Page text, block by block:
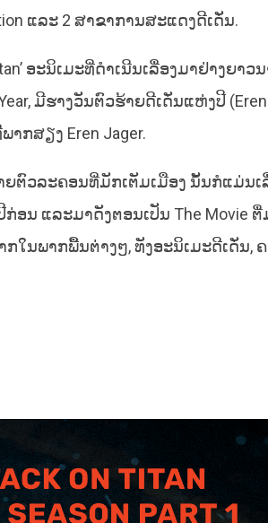
ແລະ 2 ສາຂາການສະແດງດີເດັ່ນ.
ອະນິເມະທີ່ດໍາເນີນເລື່ອງມາຢ່າງຍາວ
ມີຮາງວັນຕົວຮ້າຍດີເດັ່ນແຫ່ງປີ (Eren
າກສຽງ Eren Jager.
ຕົວລະຄອນທີ່ມັກເຕັມເມືອງ ນັ້ນກໍແມ່ນເ
ກ່ອນ ແລະມາດັງຕອນເປັນ The Movie
ໃນພາກພື້ນຕ່າງໆ, ທັງອະນິເມະດີເດັ່ນ,